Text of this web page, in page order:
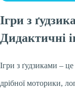
Ігри з
Дидактичні
Ігри з ґудзиками –
дрібної моторики,